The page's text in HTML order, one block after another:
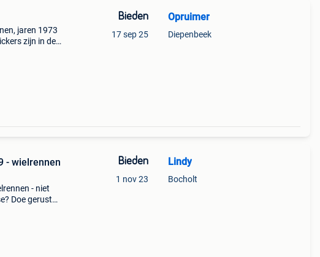
jaren 1973
zijn in de
Bieden
17 sep 25
Opruimer
Diepenbeek
- wielrennen
- niet
Doe gerust
Bieden
1 nov 23
Lindy
Bocholt